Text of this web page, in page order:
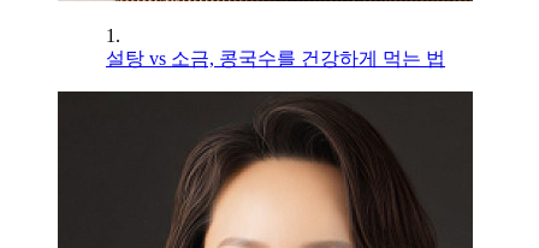
1.
설탕 vs 소금, 콩국수를 건강하게 먹는 법